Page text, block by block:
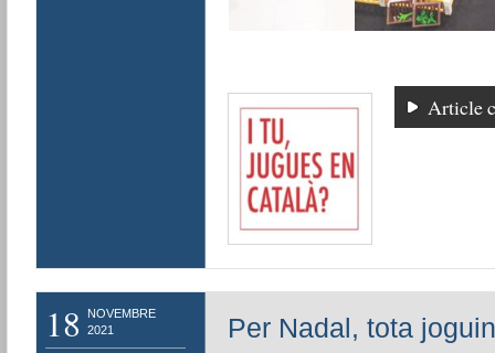
Article
18
NOVEMBRE
2021
Per Nadal, tota